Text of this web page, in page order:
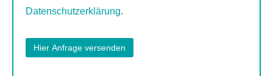
Datenschutzerklärung.